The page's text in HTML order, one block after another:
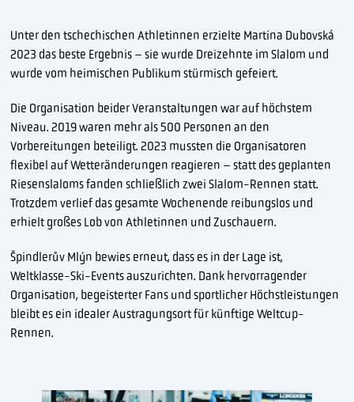
Unter den tschechischen Athletinnen erzielte Martina Dubovská
2023 das beste Ergebnis – sie wurde Dreizehnte im Slalom und
wurde vom heimischen Publikum stürmisch gefeiert.
Die Organisation beider Veranstaltungen war auf höchstem
Niveau. 2019 waren mehr als 500 Personen an den
Vorbereitungen beteiligt. 2023 mussten die Organisatoren
flexibel auf Wetteränderungen reagieren – statt des geplanten
Riesenslaloms fanden schließlich zwei Slalom-Rennen statt.
Trotzdem verlief das gesamte Wochenende reibungslos und
erhielt großes Lob von Athletinnen und Zuschauern.
Špindlerův Mlýn bewies erneut, dass es in der Lage ist,
Weltklasse-Ski-Events auszurichten. Dank hervorragender
Organisation, begeisterter Fans und sportlicher Höchstleistungen
bleibt es ein idealer Austragungsort für künftige Weltcup-
Rennen.